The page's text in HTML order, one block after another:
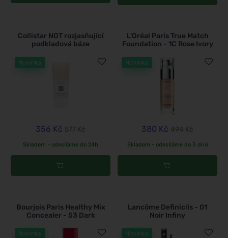
Collistar NOT rozjasňující
podkladová báze
Novinka
356 Kč 577 Kč
Skladem - odesíláme do 24h
L'Oréal Paris True Match
Foundation - 1C Rose Ivory
Novinka
380 Kč 494 Kč
Skladem - odesíláme do 3 dnů
Bourjois Paris Healthy Mix
Concealer - 53 Dark
Novinka
Lancôme Definicils - 01
Noir Infiny
Novinka